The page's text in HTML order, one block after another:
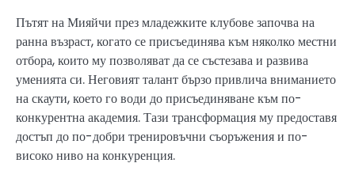
Пътят на Мияйчи през младежките клубове започва на
ранна възраст, когато се присъединява към няколко местни
отбора, които му позволяват да се състезава и развива
уменията си. Неговият талант бързо привлича вниманието
на скаути, което го води до присъединяване към по-
конкурентна академия. Тази трансформация му предоставя
достъп до по-добри тренировъчни съоръжения и по-
високо ниво на конкуренция.